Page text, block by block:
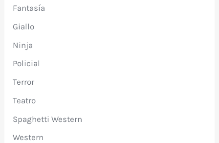
Fantasía
Giallo
Ninja
Policial
Terror
Teatro
Spaghetti Western
Western